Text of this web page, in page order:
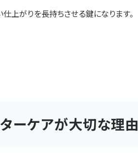
上がりを長持ちさせる鍵になります。
ーケアが大切な理由